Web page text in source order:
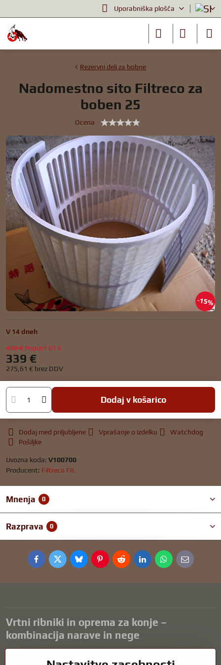
Uporabniška plošča
15%
Rezervni deli za bobne
Nadomestno sito Filtreco za
boben 25
Ocena
V 14 dneh
400 € Popust 61 €
339 €
275,61 € brez DDV
Dodaj v košarico
Dodaj med priljubljene Vprašanje o izdelku
Watchdog
Pošiljke
Uvozna koda: V100700
Producent: Filtreco FIL
Mnenja 0
Razprava 0
FacebookTwitterBlueskyPinterestRedditLinkedInWhatsApp
E-
mail
Vrtni ribniki in oprema za konje –
kombinacija narave in nege